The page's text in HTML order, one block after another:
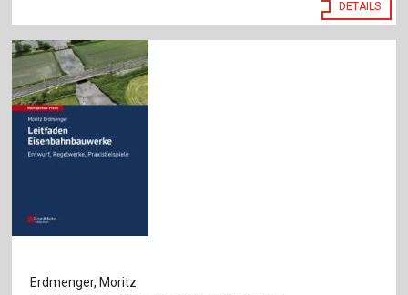
DETAILS
Erdmenger, Moritz